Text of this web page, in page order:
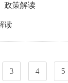
政策解读
读
3 4 5